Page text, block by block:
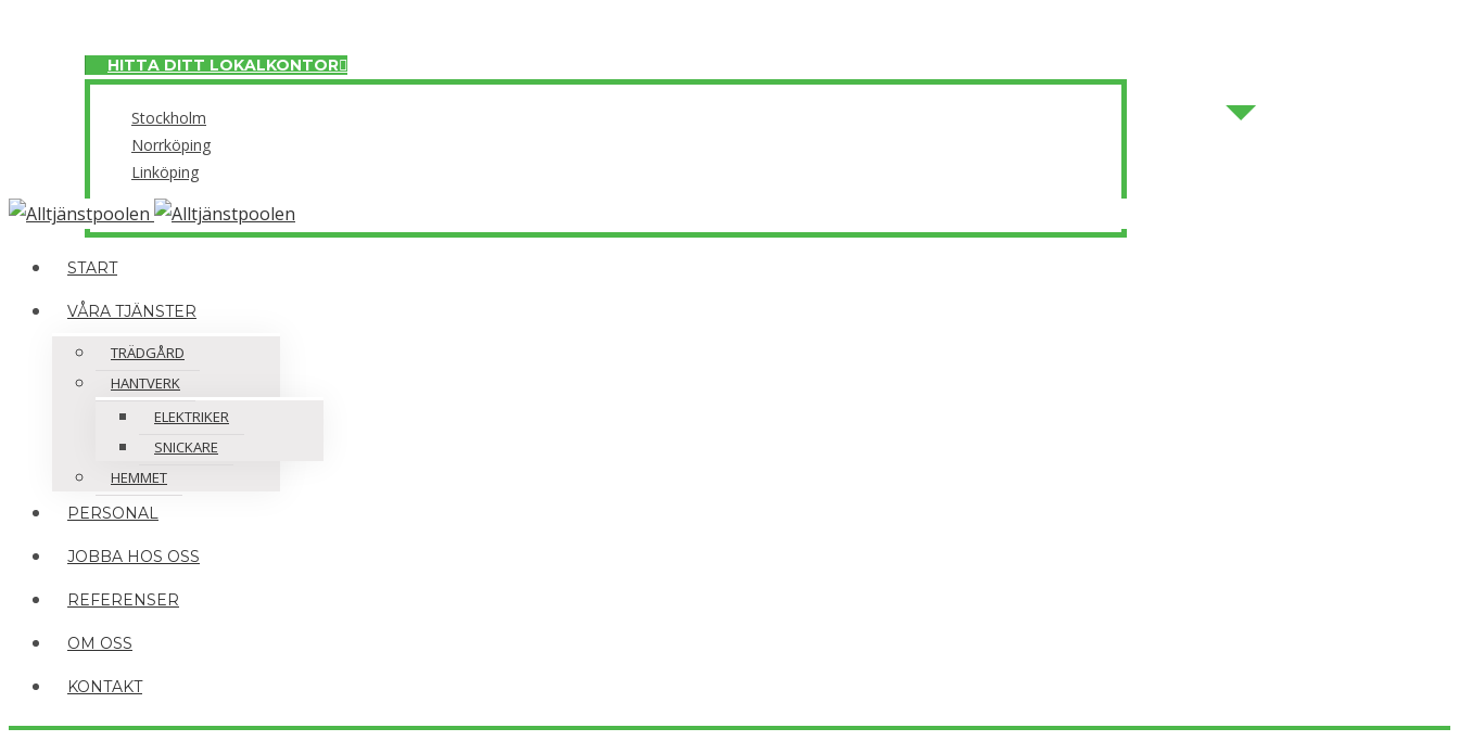
HITTA DITT LOKALKONTOR
Stockholm
Norrköping
Linköping
START
VÅRA TJÄNSTER
TRÄDGÅRD
HANTVERK
ELEKTRIKER
SNICKARE
HEMMET
PERSONAL
JOBBA HOS OSS
REFERENSER
OM OSS
KONTAKT